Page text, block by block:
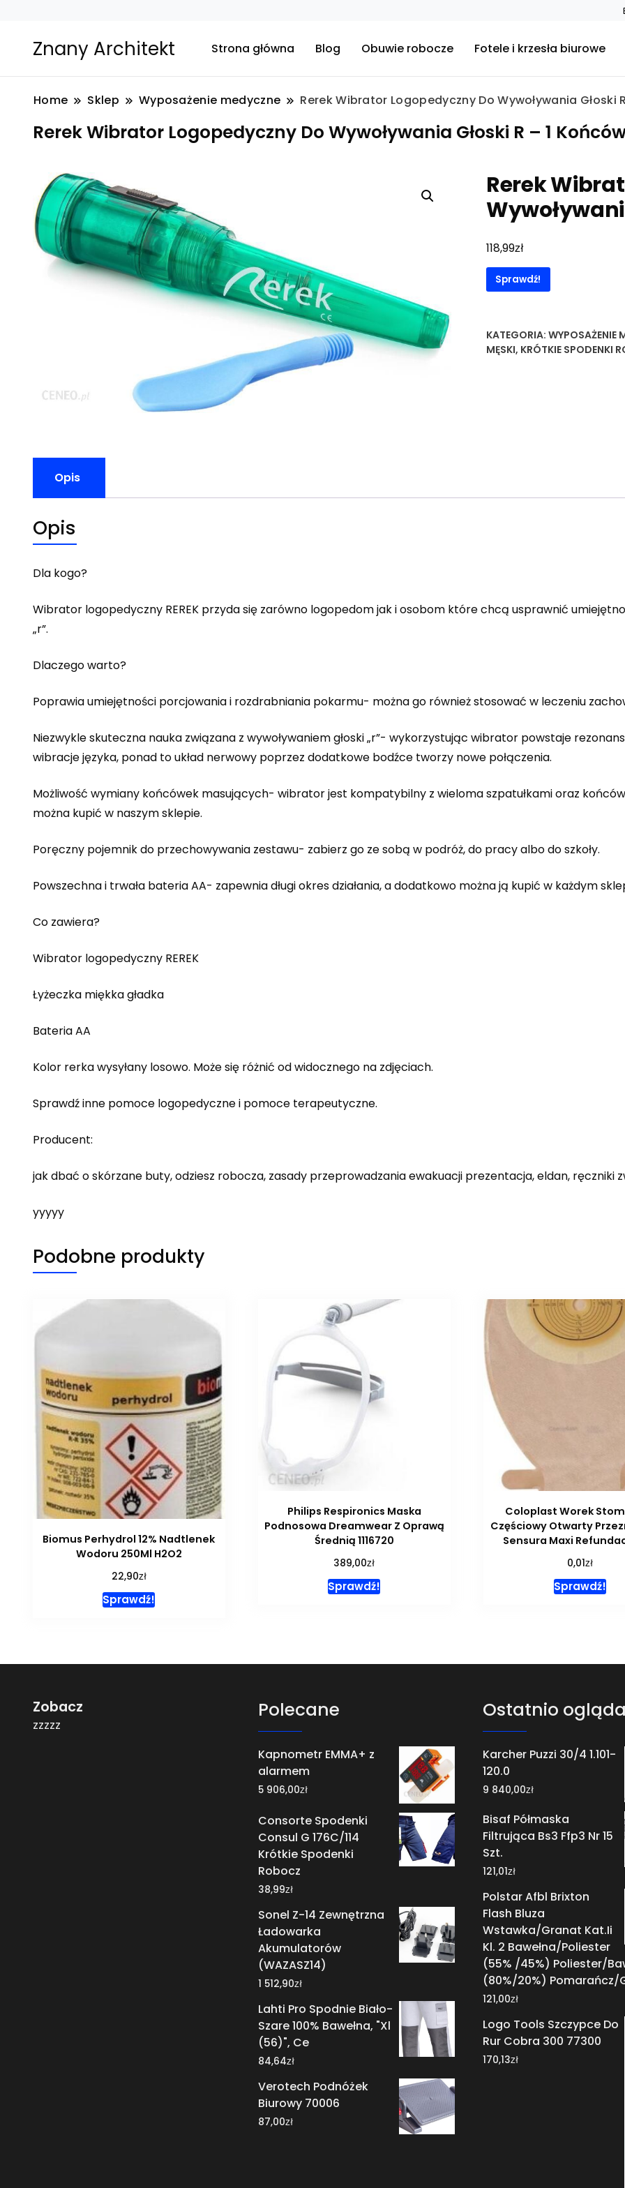
Znany Architekt Strona główna Blog Obuwie robocze Fotele i krzesła biurowe
Home Sklep Wyposażenie medyczne Rerek Wibrator Logopedyczny Do Wywoływania Głoski
Rerek Wibrator Logopedyczny Do Wywoływania Głoski R – 1
Rerek
118,99zł
Sprawdź!
KATEGORIA: WYPOSAŻENIE
MĘSKI, KRÓTKIE SPODENKI
Opis
Opis
Dla kogo?
Wibrator logopedyczny REREK przyda się zarówno logopedom jak i osobom które chcą usprawnić
„r”.
Dlaczego warto?
Poprawia umiejętności porcjowania i rozdrabniania pokarmu- można go również stosować w leczeniu
Niezwykle skuteczna nauka związana z wywoływaniem głoski „r”- wykorzystując wibrator powstaje
wibracje języka, ponad to układ nerwowy poprzez dodatkowe bodźce tworzy nowe połączenia.
Możliwość wymiany końcówek masujących- wibrator jest kompatybilny z wieloma szpatułkami oraz
można kupić w naszym sklepie.
Poręczny pojemnik do przechowywania zestawu- zabierz go ze sobą w podróż, do pracy albo do szkoły.
Powszechna i trwała bateria AA- zapewnia długi okres działania, a dodatkowo można ją kupić w każdym
Co zawiera?
Wibrator logopedyczny REREK
Łyżeczka miękka gładka
Bateria AA
Kolor rerka wysyłany losowo. Może się różnić od widocznego na zdjęciach.
Sprawdź inne pomoce logopedyczne i pomoce terapeutyczne.
Producent:
jak dbać o skórzane buty, odziesz robocza, zasady przeprowadzania ewakuacji prezentacja, eldan, ręczniki
yyyyy
Podobne produkty
Biomus Perhydrol 12% Nadtlenek
Wodoru 250Ml H2O2
22,90zł
Sprawdź!
Philips Respironics Maska
Podnosowa Dreamwear Z Oprawą
Średnią 1116720
389,00zł
Sprawdź!
Coloplast Worek
Częściowy Otwarty
Sensura Maxi
0,01zł
Sprawdź!
Zobacz
zzzzz
Polecane
Kapnometr EMMA+ z
alarmem
5 906,00zł
Consorte Spodenki
Consul G 176C/114
Krótkie Spodenki
Robocz
38,99zł
Sonel Z-14 Zewnętrzna
Ładowarka
Akumulatorów
(WAZASZ14)
1 512,90zł
Lahti Pro Spodnie Biało-
Szare 100% Bawełna, "Xl
(56)", Ce
84,64zł
Verotech Podnóżek
Biurowy 70006
87,00zł
Ostatnio
Karcher Puzzi 30/4 1.101-
120.0
9 840,00zł
Bisaf Półmaska
Filtrująca Bs3 Ffp3 Nr 15
Szt.
121,01zł
Polstar Afbl Brixton
Flash Bluza
Wstawka/Granat Kat.Ii
Kl. 2 Bawełna/Poliester
(55% /45%) Poliester/
(80%/20%) Pomarańcz/
121,00zł
Logo Tools Szczypce Do
Rur Cobra 300 77300
170,13zł